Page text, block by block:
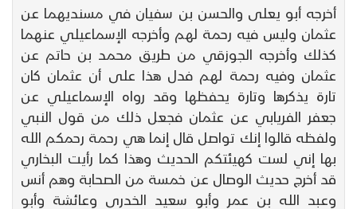
أخرجه أبو يعلى والحسن بن سفيان في مسنديهما عن
عثمان وليس فيه رحمة لهم وأخرجه الإسماعيلي عنهما
كذلك وأخرجه الجوزقي من طريق محمد بن حاتم عن
عثمان وفيه رحمة لهم فدل هذا على أن عثمان كان
تارة يذكرها وتارة يحفظها وقد رواه الإسماعيلي عن
جعفر الفريابي عن عثمان فجعل ذلك من قول النبي
ولفظه قالوا إنك تواصل قال إنما هي رحمة رحمكم الله
بها إني لست كهيئتكم الحديث وهذا كما رأيت البخاري
قد أخرج حديث الوصال عن خمسة من الصحابة وهم أنس
وعبد الله بن عمر وأبو سعيد الخدري وعائشة وأبو